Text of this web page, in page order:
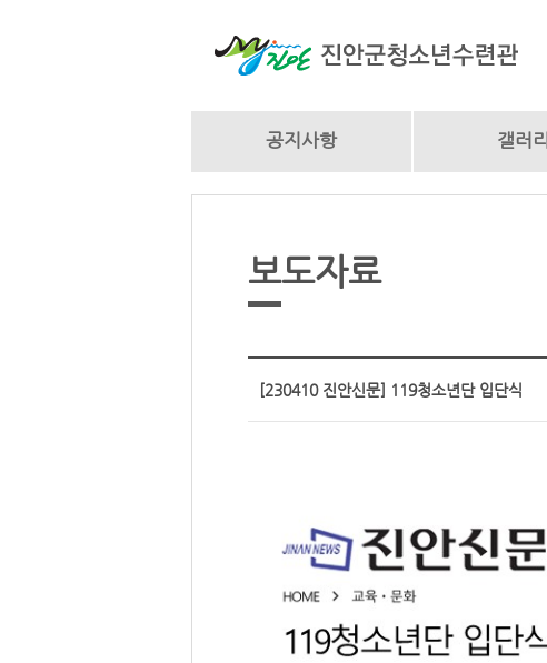
공지사항 갤러리
보도자료
[230410 진안신문] 119청소년단 입단식